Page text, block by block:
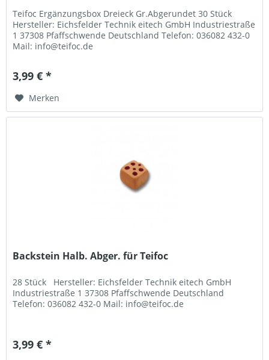
Teifoc Ergänzungsbox Dreieck Gr.Abgerundet 30 Stück
Hersteller: Eichsfelder Technik eitech GmbH Industriestraße
1 37308 Pfaffschwende Deutschland Telefon: 036082 432-0
Mail: info@teifoc.de
3,99 € *
Merken
Backstein Halb. Abger. für Teifoc
28 Stück Hersteller: Eichsfelder Technik eitech GmbH
Industriestraße 1 37308 Pfaffschwende Deutschland
Telefon: 036082 432-0 Mail: info@teifoc.de
3,99 € *